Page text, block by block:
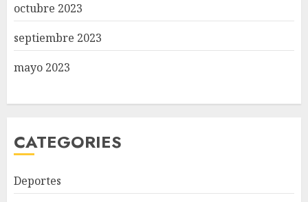
octubre 2023
septiembre 2023
mayo 2023
CATEGORIES
Deportes